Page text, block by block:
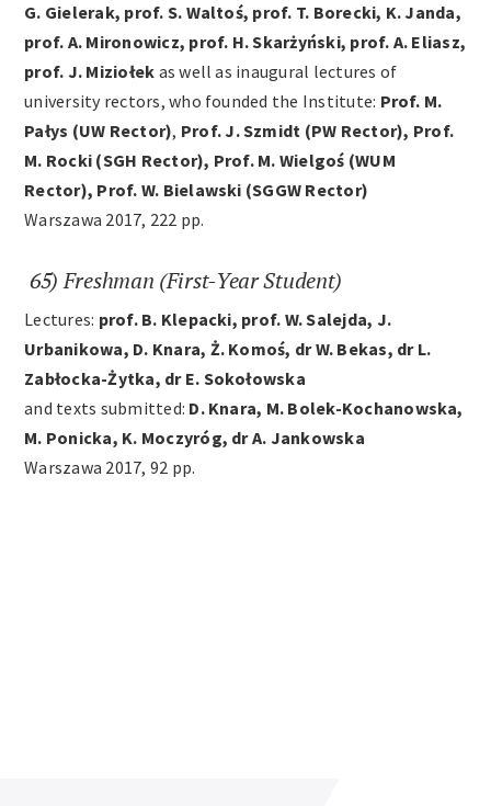
G. Gielerak, prof. S. Waltoś, prof. T. Borecki, K. Janda,
prof. A. Mironowicz, prof. H. Skarżyński, prof. A. Eliasz,
prof. J. Miziołek as well as inaugural lectures of
university rectors, who founded the Institute: Prof. M.
Pałys (UW Rector), Prof. J. Szmidt (PW Rector), Prof.
M. Rocki (SGH Rector), Prof. M. Wielgoś (WUM
Rector), Prof. W. Bielawski (SGGW Rector)
Warszawa 2017, 222 pp.
65) Freshman (First-Year Student)
Lectures: prof. B. Klepacki, prof. W. Salejda, J.
Urbanikowa, D. Knara, Ż. Komoś, dr W. Bekas, dr L.
Zabłocka-Żytka, dr E. Sokołowska
and texts submitted: D. Knara, M. Bolek-Kochanowska,
M. Ponicka, K. Moczyróg, dr A. Jankowska
Warszawa 2017, 92 pp.